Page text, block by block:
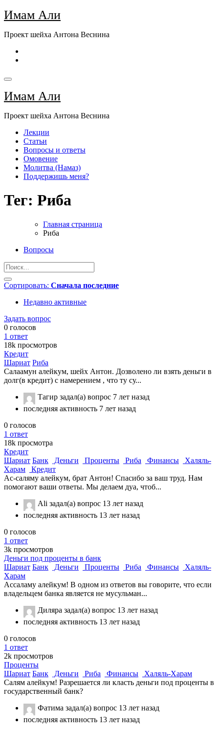
Перейти
к
Имам Али
Проект шейха Антона Веснина
Имам Али
Проект шейха Антона Веснина
Лекции
Статьи
Вопросы и ответы
Омовение
Молитва (Намаз)
Поддержишь меня?
Тег: Риба
Главная страница
Риба
Вопросы
Сортировать: Сначала последние
Недавно активные
Задать вопрос
0 голосов
1 ответ
18k просмотров
Кредит
Шариат Риба
Салаамун алейкум, шейх Антон. Дозволено ли взять деньги в
долг(в кредит) с намерением , что ту су...
Тагир задал(а) вопрос 7 лет назад
последняя активность 7 лет назад
0 голосов
1 ответ
18k просмотра
Кредит
Шариат Банк Деньги Проценты Риба Финансы
Халяль-
Харам
Кредит
Ас-саляму алейкум, брат Антон! Спасибо за ваш труд. Нам
помогают ваши ответы. Мы делаем дуа, чтоб...
Ali задал(а) вопрос 13 лет назад
последняя активность 13 лет назад
0 голосов
1 ответ
3k просмотров
Деньги под проценты в банк
Шариат Банк Деньги Проценты Риба Финансы
Халяль-
Харам
Ассаламу алейкум! В одном из ответов вы говорите, что если
владельцем банка является не мусульман...
Диляра задал(а) вопрос 13 лет назад
последняя активность 13 лет назад
0 голосов
1 ответ
2k просмотров
Проценты
Шариат Банк Деньги Риба Финансы
Халяль-Харам
Салям алейкум! Разрешается ли класть деньги под проценты в
государственный банк?
Фатима задал(а) вопрос 13 лет назад
последняя активность 13 лет назад